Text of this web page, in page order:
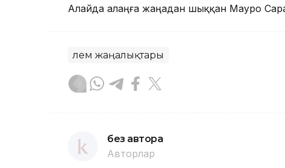
Алайда алаңға жаңадан шыққан Мауро
Әлем жаңалықтары
без автора
Авторлар